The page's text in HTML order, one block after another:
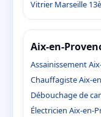
Vitrier Marseille
Aix-en-
Assainissement
Chauffagiste Aix-
Débouchage de
Électricien Aix-en-